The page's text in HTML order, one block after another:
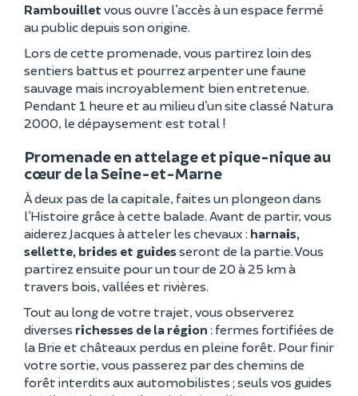
Rambouillet vous ouvre l’accès à un espace fermé
au public depuis son origine.
Lors de cette promenade, vous partirez loin des
sentiers battus et pourrez arpenter une faune
sauvage mais incroyablement bien entretenue.
Pendant 1 heure et au milieu d’un site classé Natura
2000, le dépaysement est total !
Promenade en attelage et pique-nique au
cœur de la Seine-et-Marne
À deux pas de la capitale, faites un plongeon dans
l’Histoire grâce à cette balade. Avant de partir, vous
aiderez Jacques à atteler les chevaux : harnais,
sellette, brides et guidesseront de la partie. Vous
partirez ensuite pour un tour de 20 à 25 km à
travers bois, vallées et rivières.
Tout au long de votre trajet, vous observerez
diverses richesses de la région : fermes fortifiées de
la Brie et châteaux perdus en pleine forêt. Pour finir
votre sortie, vous passerez par des chemins de
forêt interdits aux automobilistes ; seuls vos guides